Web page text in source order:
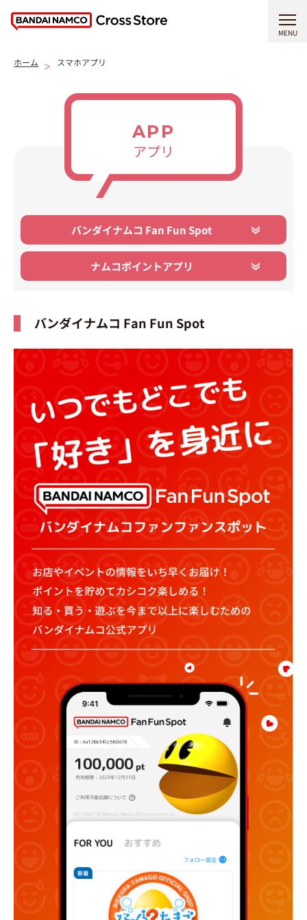
MENU
ホーム スマホアプリ
APP
アプリ
バンダイナムコ Fan Fun Spot
ナムコポイントアプリ
バンダイナムコ Fan Fun Spot